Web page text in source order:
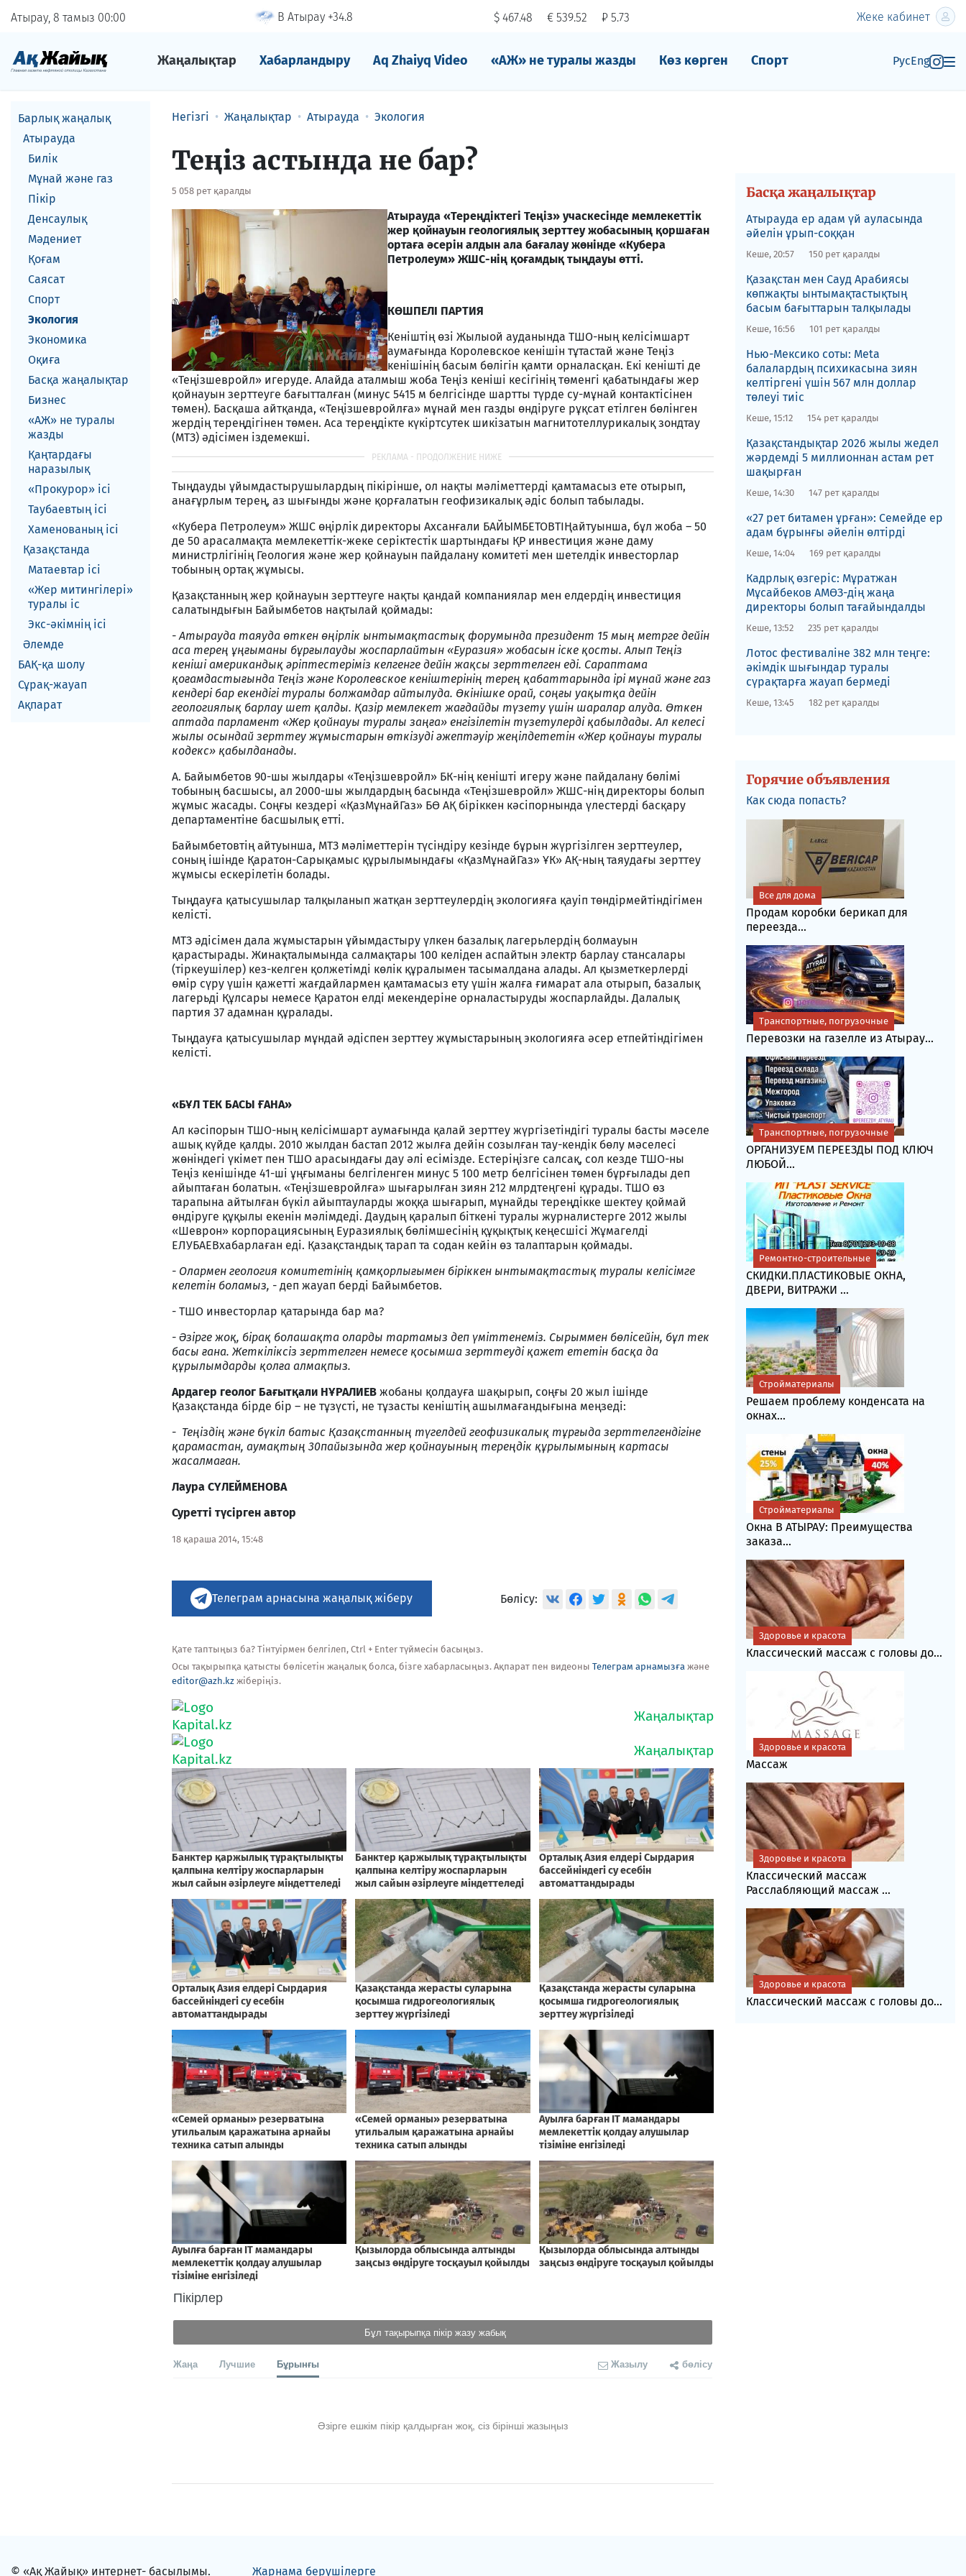
Атырау, 8 тамыз 00 00 В Атырау +34.8 $ 467.48 € 539.52 ₽ 5.73 Жеке кабинет
Жаңалықтар Хабарландыру Aq Zhaiyq Video «АЖ» не туралы жазды Көз көрген Спорт РусEng
Барлық жаңалық
Атырауда
Билік
Мұнай және газ
Пікір
Денсаулық
Мәдениет
Қоғам
Саясат
Спорт
Экология
Экономика
Оқиға
Басқа жаңалықтар
Бизнес
«АЖ» не туралы
жазды
Қаңтардағы
наразылық
«Прокурор» ісі
Таубаевтың ісі
Хаменованың ісі
Қазақстанда
Матаевтар ici
«Жер митингілері»
туралы іс
Экс-әкiмнiң iсi
Әлемде
БАҚ-қа шолу
Сұрақ-жауап
Ақпарат
Негізгі Жаңалықтар Атырауда Экология
Теңіз астында не бар?
5 058 рет қаралды
Атырауда «Тереңдіктегі Теңіз» учаскесінде мемлекеттік
жер қойнауын геологиялық зерттеу жобасының қоршаған
ортаға әсерін алдын ала бағалау жөнінде «Кубера
Петролеум» ЖШС-нің қоғамдық тыңдауы өтті.
КӨШПЕЛІ ПАРТИЯ
Кеніштің өзі Жылыой ауданында ТШО-ның келісімшарт
аумағында Королевское кенішін тұтастай және Теңіз
кенішінің басым бөлігін қамти орналасқан. Екі кенішті де
«Теңізшевройл» игеруде. Алайда аталмыш жоба Теңіз кеніші кесігінің төменгі қабатындағы жер
қойнауын зерттеуге бағытталған (минус 5415 м белгісінде шартты түрде су-мұнай контактісінен
төмен). Басқаша айтқанда, «Теңізшевройлға» мұнай мен газды өндіруге рұқсат етілген бөлінген
жердің тереңдігінен төмен. Аса тереңдікте күкіртсутек шикізатын магнитотеллурикалық зондтау
(МТЗ) әдісімен іздемекші.
Тыңдауды ұйымдастырушылардың пікірінше, ол нақты мәліметтерді қамтамасыз ете отырып,
анағұрлым терең, аз шығынды және қорғалатын геофизикалық әдіс болып табылады.
«Кубера Петролеум» ЖШС өңірлік директоры Ахсанғали БАЙЫМБЕТОВТІҢайтуынша, бұл жоба – 50
де 50 арасалмақта мемлекеттік-жеке серіктестік шартындағы ҚР инвестиция және даму
министрлігінің Геология және жер қойнауын пайдалану комитеті мен шетелдік инвесторлар
тобының ортақ жұмысы.
Қазақстанның жер қойнауын зерттеуге нақты қандай компаниялар мен елдердің инвестиция
салатындығын Байымбетов нақтылай қоймады:
- Атырауда таяуда өткен өңірлік ынтымақтастық форумында президент 15 мың метрге дейін
аса терең ұңғыманы бұрғылауды жоспарлайтын «Еуразия» жобасын іске қосты. Алып Теңіз
кеніші американдық әріптестеріміз келгенге дейін жақсы зерттелген еді. Сараптама
қоғамдастығында Теңіз және Королевское кеніштерінің терең қабаттарында ірі мұнай және газ
кендері бар екендігі туралы болжамдар айтылуда. Өкінішке орай, соңғы уақытқа дейін
геологиялық барлау шет қалды. Қазір мемлекет жағдайды түзету үшін шаралар алуда. Өткен
аптада парламент «Жер қойнауы туралы заңға» енгізілетін түзетулерді қабылдады. Ал келесі
жылы осындай зерттеу жұмыстарын өткізуді әжептәуір жеңілдететін «Жер қойнауы туралы
кодекс» қабылданады.
А. Байымбетов 90-шы жылдары «Теңізшевройл» БК-нің кенішті игеру және пайдалану бөлімі
тобының басшысы, ал 2000-шы жылдардың басында «Теңізшевройл» ЖШС-нің директоры болып
жұмыс жасады. Соңғы кездері «ҚазМұнайГаз» БӨ АҚ біріккен кәсіпорнында үлестерді басқару
департаментіне басшылық етті.
Байымбетовтің айтуынша, МТЗ мәліметтерін түсіндіру кезінде бұрын жүргізілген зерттеулер,
соның ішінде Қаратон-Сарықамыс құрылымындағы «ҚазМұнайГаз» ҰК» АҚ-ның таяудағы зерттеу
жұмысы ескерілетін болады.
Тыңдауға қатысушылар талқыланып жатқан зерттеулердің экологияға қауіп төндірмейтіндігімен
келісті.
МТЗ әдісімен дала жұмыстарын ұйымдастыру үлкен базалық лагерьлердің болмауын
қарастырады. Жинақталымында салмақтары 100 келіден аспайтын электр барлау стансалары
(тіркеушілер) кез-келген қолжетімді көлік құралымен тасымалдана алады. Ал қызметкерлерді
өмір сүру үшін қажетті жағдайлармен қамтамасыз ету үшін жалға ғимарат ала отырып, базалық
лагерьді Құлсары немесе Қаратон елді мекендеріне орналастыруды жоспарлайды. Далалық
партия 37 адамнан құралады.
Тыңдауға қатысушылар мұндай әдіспен зерттеу жұмыстарының экологияға әсер етпейтіндігімен
келісті.
«БҰЛ ТЕК БАСЫ ҒАНА»
Ал кәсіпорын ТШО-ның келісімшарт аумағында қалай зерттеу жүргізетіндігі туралы басты мәселе
ашық күйде қалды. 2010 жылдан бастап 2012 жылға дейін созылған тау-кендік бөлу мәселесі
жөніндегі үкімет пен ТШО арасындағы дау әлі есімізде. Естеріңізге салсақ, сол кезде ТШО-ны
Теңіз кенішінде 41-ші ұңғыманы белгіленген минус 5 100 метр белгісінен төмен бұрғылады деп
айыптаған болатын. «Теңізшевройлға» шығарылған зиян 212 млрдтеңгені құрады. ТШО өз
тарапына айтылған бүкіл айыптауларды жоққа шығарып, мұнайды тереңдікке шектеу қоймай
өндіруге құқылы екенін мәлімдеді. Даудың қаралып біткені туралы журналистерге 2012 жылы
«Шеврон» корпорациясының Еуразиялық бөлімшесінің құқықтық кеңесшісі Жұмагелді
ЕЛУБАЕВхабарлаған еді. Қазақстандық тарап та содан кейін өз талаптарын қоймады.
- Олармен геология комитетінің қамқорлығымен біріккен ынтымақтастық туралы келісімге
келетін боламыз, - деп жауап берді Байымбетов.
- ТШО инвесторлар қатарында бар ма?
- Әзірге жоқ, бірақ болашақта оларды тартамыз деп үміттенеміз. Сырыммен бөлісейін, бұл тек
басы ғана. Жеткіліксіз зерттелген немесе қосымша зерттеуді қажет ететін басқа да
құрылымдарды қолға алмақпыз.
Ардагер геолог Бағытқали НҰРАЛИЕВ жобаны қолдауға шақырып, соңғы 20 жыл ішінде
Қазақстанда бірде бір – не тұзүсті, не тұзасты кеніштің ашылмағандығына меңзеді:
- Теңіздің және бүкіл батыс Қазақстанның түгелдей геофизикалық тұрғыда зерттелгендігіне
қарамастан, аумақтың 30пайызында жер қойнауының тереңдік құрылымының картасы
жасалмаған.
Лаура СҮЛЕЙМЕНОВА
Суретті түсірген автор
18 қараша 2014, 15:48
Телеграм арнасына жаңалық жіберу Бөлісу:
Қате таптыңыз ба? Тінтуірмен белгілеп, Ctrl + Enter түймесін басыңыз.
Осы тақырыпқа қатысты бөлісетін жаңалық болса, бізге хабарласыңыз. Ақпарат пен видеоны Телеграм арнамызға және
editor@azh.kz жіберіңіз.
Пікірлер
Бұл тақырыпқа пікір жазу жабық
Жаңа Лучшие Бұрынғы Жазылу бөлісу
Әзірге ешкім пікір қалдырған жоқ, сіз бірінші жазыңыз
Басқа жаңалықтар
Атырауда ер адам үй ауласында
әйелін ұрып-соққан
Кеше, 20:57 150 рет қаралды
Қазақстан мен Сауд Арабиясы
көпжақты ынтымақтастықтың
басым бағыттарын талқылады
Кеше, 16:56 101 рет қаралды
Нью-Мексико соты​: Meta
балалардың психикасына зиян
келтіргені үшін 567 млн доллар
төлеуі тиіс
Кеше, 15:12 154 рет қаралды
Қазақстандықтар 2026 жылы жедел
жәрдемді 5 миллионнан астам рет
шақырған
Кеше, 14:30 147 рет қаралды
«27 рет битамен ұрған»: Семейде ер
адам бұрынғы әйелін өлтірді
Кеше, 14:04 169 рет қаралды
Кадрлық өзгеріс: Мұратжан
Мұсайбеков АМӨЗ-дің жаңа
директоры болып ​тағайындалды
Кеше, 13:52 235 рет қаралды
Лотос фестиваліне​ 382 млн теңге:
әкімдік шығындар туралы
сүрақтарға жауап бермеді
Кеше, 13:45 182 рет қаралды
Горячие объявления
Как сюда попасть?
Продам коробки берикап для
переезда...
Все для дома
Перевозки на газелле из Атырау...
Транспортные, погрузочные
ОРГАНИЗУЕМ ПЕРЕЕЗДЫ ПОД КЛЮЧ
ЛЮБОЙ...
Транспортные, погрузочные
СКИДКИ.ПЛАСТИКОВЫЕ ОКНА,
ДВЕРИ, ВИТРАЖИ ...
Ремонтно-строительные
Решаем проблему конденсата на
окнах...
Стройматериалы
Окна В АТЫРАУ: Преимущества
заказа...
Стройматериалы
Классический массаж с головы до...
Здоровье и красота
Массаж
Здоровье и красота
Классический массаж
Расслабляющий массаж ...
Здоровье и красота
Классический массаж с головы до...
Здоровье и красота
© «Ақ Жайық» интернет- басылымы. Жарнама берушілерге